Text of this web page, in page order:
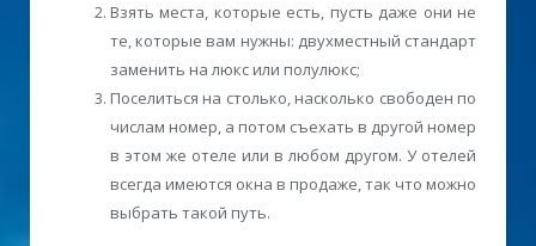
Взять места, которые есть, пусть даже они не
те, которые вам нужны: двухместный стандарт
заменить на люкс или полулюкс;
Поселиться на столько, насколько свободен по
числам номер, а потом съехать в другой номер
в этом же отеле или в любом другом. У отелей
всегда имеются окна в продаже, так что можно
выбрать такой путь.